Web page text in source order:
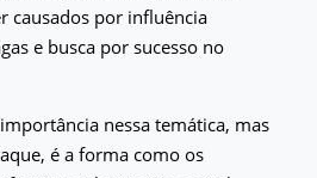
causados por influência
e busca por sucesso no
nessa temática, mas
é a forma como os